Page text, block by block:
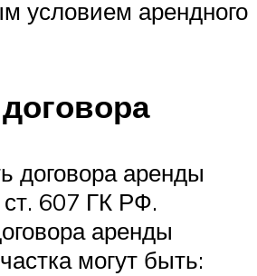
условием арендного
договора аренды
607 ГК РФ.
аренды
могут быть: